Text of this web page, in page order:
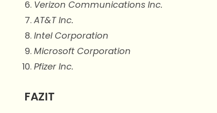
Verizon Communications Inc.
AT&T Inc.
Intel Corporation
Microsoft Corporation
Pfizer Inc.
FAZIT